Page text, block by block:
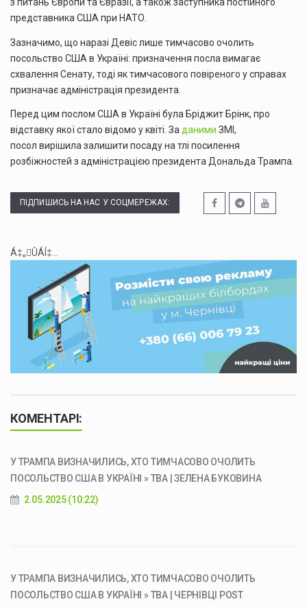
представника США при НАТО.
Зазначимо, що наразі Девіс лише тимчасово очолить
посольство США в Україні: призначення посла вимагає
схвалення Сенату, тоді як тимчасового повіреного у справах
призначає адміністрація президента.
Перед цим послом США в Україні була Бріджит Брінк, про
відставку якої стало відомо у квіті. Заданими ЗМІ,
посол вирішила залишити посаду на тлі посилення
розбіжностей з адміністрацією президента Дональда Трампа.
ПІДПИШИСЬ НА НАС У СОЦМЕРЕЖАХ:
Á‡„ÛÁÍ‡...
КОМЕНТАРІ:
У ТРАМПА ВИЗНАЧИЛИСЬ, ХТО ТИМЧАСОВО ОЧОЛИТЬ
ПОСОЛЬСТВО США В УКРАЇНІ » ТВА | ЗЕЛЕНА БУКОВИНА
2.05.2025 (10:22)
У ТРАМПА ВИЗНАЧИЛИСЬ, ХТО ТИМЧАСОВО ОЧОЛИТЬ
ПОСОЛЬСТВО США В УКРАЇНІ » ТВА | ЧЕРНІВЦІ POST